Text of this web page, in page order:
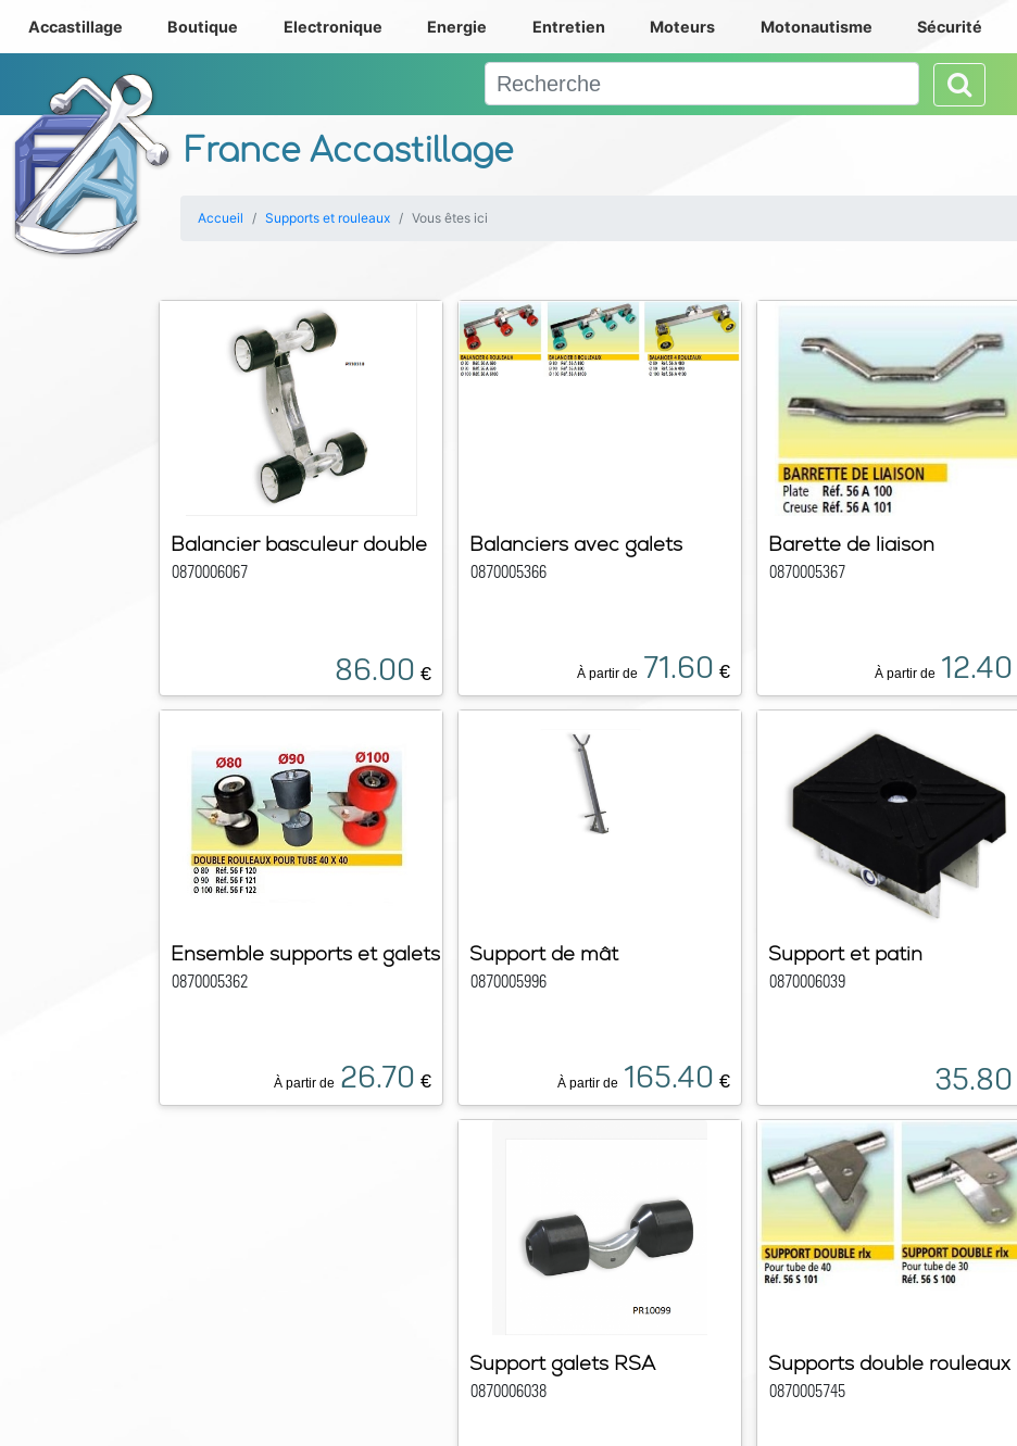
France Accastillage
Accastillage Boutique Electronique Energie Entretien Moteurs Motonautisme Sécurité
Accueil Supports et rouleaux Vous êtes ici
Balancier basculeur double
0870006067
86.00 €
Balanciers avec galets
0870005366
À partir de 71.60 €
Barette de liaison
0870005367
À partir de 12.40
Ensemble supports et galets
0870005362
À partir de 26.70 €
Support de mât
0870005996
À partir de 165.40 €
Support et patin
0870006039
35.80
Support galets RSA
0870006038
Supports double rouleaux
0870005745